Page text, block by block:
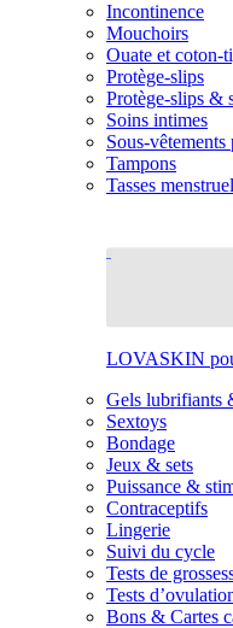
Incontinence
Mouchoirs
Ouate et coton-
Protège-slips
Protège-slips &
Soins intimes
Sous-
Tampons
Tasses
LOVASKIN
Gels lubrifiants
Sextoys
Bondage
Jeux & sets
Puissance &
Contraceptifs
Lingerie
Suivi du cycle
Tests de
Tests
Bons & Cartes